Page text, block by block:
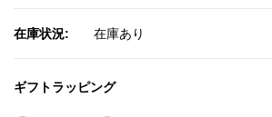
在庫状況: 在庫あり
ギフトラッピング